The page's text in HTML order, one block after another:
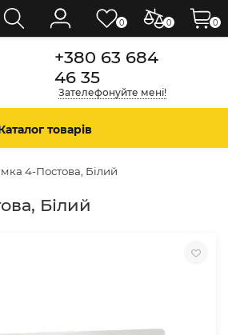
+380 63 684
46 35
Зателефонуйте мені!
товарів
4-Постова, Білий
Білий
0 0 0